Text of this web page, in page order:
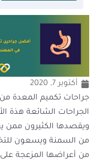
أكتوبر 7, 2020
جراحات تكميم المعدة من
الجراحات الشائعة هذة
ويقصدها الكثيرون ممن
من السمنة ويسعون
من أعراضها المزعجة